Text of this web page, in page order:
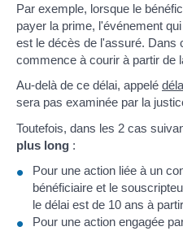
Par exemple, lorsque le
payer la prime, l'événement
est le décès de l'assuré. Dans
commence à courir à partir de
Au-delà de ce délai, appelé
sera pas examinée par la
Toutefois, dans les 2 cas
plus long :
Pour une action liée à un
bénéficiaire et le
le délai est de 10 ans à
Pour une action engagée